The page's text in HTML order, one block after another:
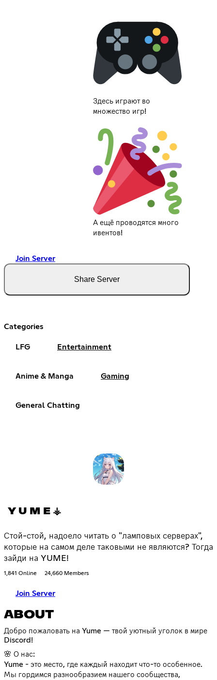
Здесь играют во
множество игр!
А ещё проводятся много
ивентов!
Join Server
Share Server
Categories
LFG Entertainment
Anime & Manga Gaming
General Chatting
Y U M E ⚶
Стой-стой, надоело читать о "ламповых серверах",
которые на самом деле таковыми не являются? Тогда
зайди на YUME!
1,841 Online 24,660 Members
Join Server
ABOUT
Добро пожаловать на Yume — твой уютный уголок в мире
Discord!
🌸 О нас:
Yume - это место, где каждый находит что-то особенное.
Мы гордимся разнообразием нашего сообщества,